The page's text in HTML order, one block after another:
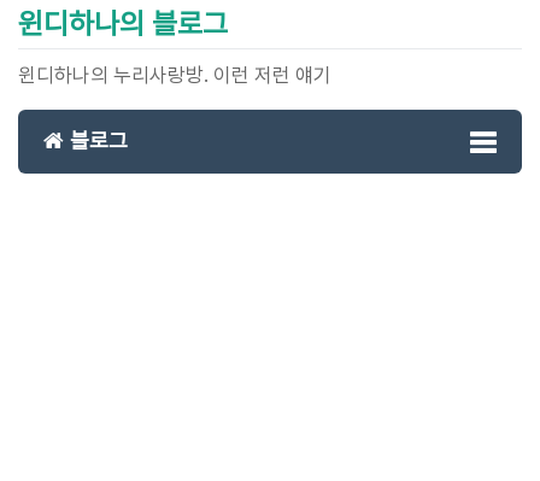
윈디하나의 블로그
윈디하나의 누리사랑방. 이런 저런 얘기
블로그